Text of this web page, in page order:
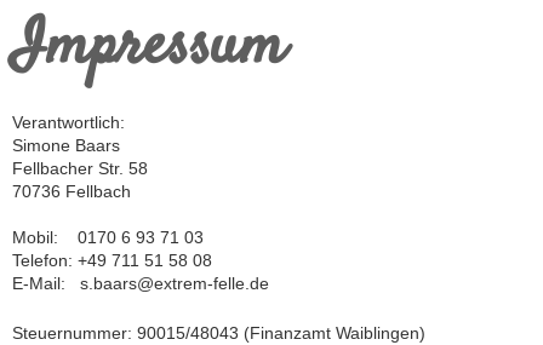
Impressum
Verantwortlich:
Simone Baars
Fellbacher Str. 58
70736 Fellbach
Mobil: 0170 6 93 71 03
Telefon: +49 711 51 58 08
E-Mail: s.baars@extrem-felle.de
Steuernummer: 90015/48043 (Finanzamt Waiblingen)